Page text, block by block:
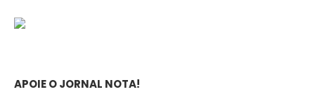
APOIE O JORNAL NOTA!